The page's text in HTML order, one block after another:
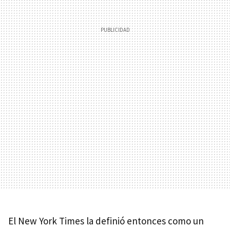
El New York Times la definió entonces como un